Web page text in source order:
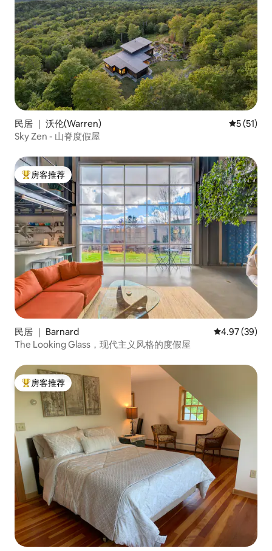
民居 ｜ 沃伦(Warren) 平均评分
5 (51)
Sky Zen - 山脊度假屋
热门「房客推荐」
房客推荐
民居 ｜ Barnard 平均评分
4.97 (39)
The Looking Glass，现代主义风格的度假屋
热门「房客推荐」
房客推荐